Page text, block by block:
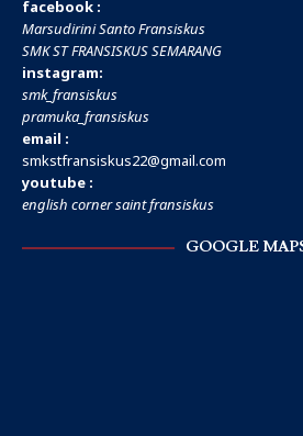
facebook :
Marsudirini Santo Fransiskus
SMK ST FRANSISKUS SEMARANG
instagram:
smk_fransiskus
pramuka_fransiskus
email :
smkstfransiskus22@gmail.com
youtube :
english corner saint fransiskus
GOOGLE